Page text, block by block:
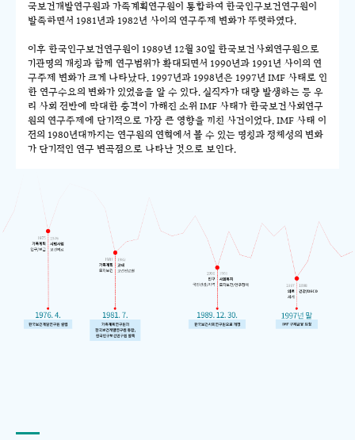
국보건개발연구원과 가족계획연구원이 통합하여 한국인구보건연구원이
발족하면서 1981년과 1982년 사이의 연구주제 변화가 뚜렷하였다.
이후 한국인구보건연구원이 1989년 12월 30일 한국보건사회연구원으로
기관명의 개칭과 함께 연구범위가 확대되면서 1990년과 1991년 사이의 연
구주제 변화가 크게 나타났다. 1997년과 1998년은 1997년 IMF 사태로 인
한 연구수요의 변화가 있었음을 알 수 있다. 실직자가 대량 발생하는 등 우
리 사회 전반에 막대한 충격이 가해진 소위 IMF 사태가 한국보건사회연구
원의 연구주제에 단기적으로 가장 큰 영향을 끼친 사건이었다. IMF 사태 이
전의 1980년대까지는 연구원의 연혁에서 볼 수 있는 명칭과 정체성의 변화
가 단기적인 연구 변곡점으로 나타난 것으로 보인다.